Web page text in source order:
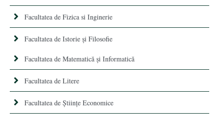
Facultatea de Fizica si Inginerie
Facultatea de Istorie şi Filosofie
Facultatea de Matematică şi Informatică
Facultatea de Litere
Facultatea de Științe Economice